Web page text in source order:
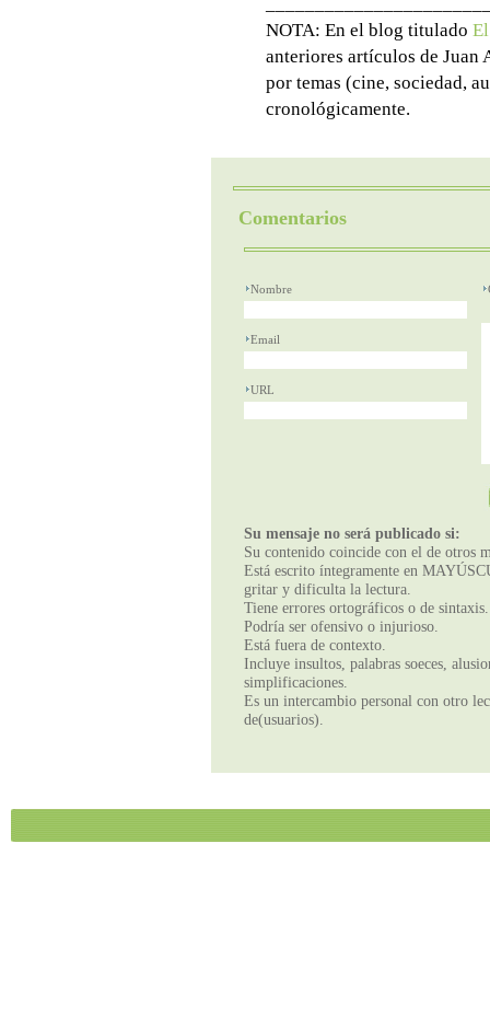
NOTA: En el blog titulado
anteriores artículos de Juan
por temas (cine, sociedad,
cronológicamente.
Comentarios
Nombre
Email
URL
Su mensaje no será publicado si:
Su contenido coincide con el de otros
Está escrito íntegramente en
gritar y dificulta la lectura.
Tiene errores ortográficos o de sintaxis.
Podría ser ofensivo o injurioso.
Está fuera de contexto.
Incluye insultos, palabras soeces,
simplificaciones.
Es un intercambio personal con otro
de(usuarios).